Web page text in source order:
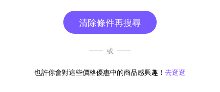
清除條件再搜尋
或
也許你會對這些價格優惠中的商品感興趣！ 去逛逛